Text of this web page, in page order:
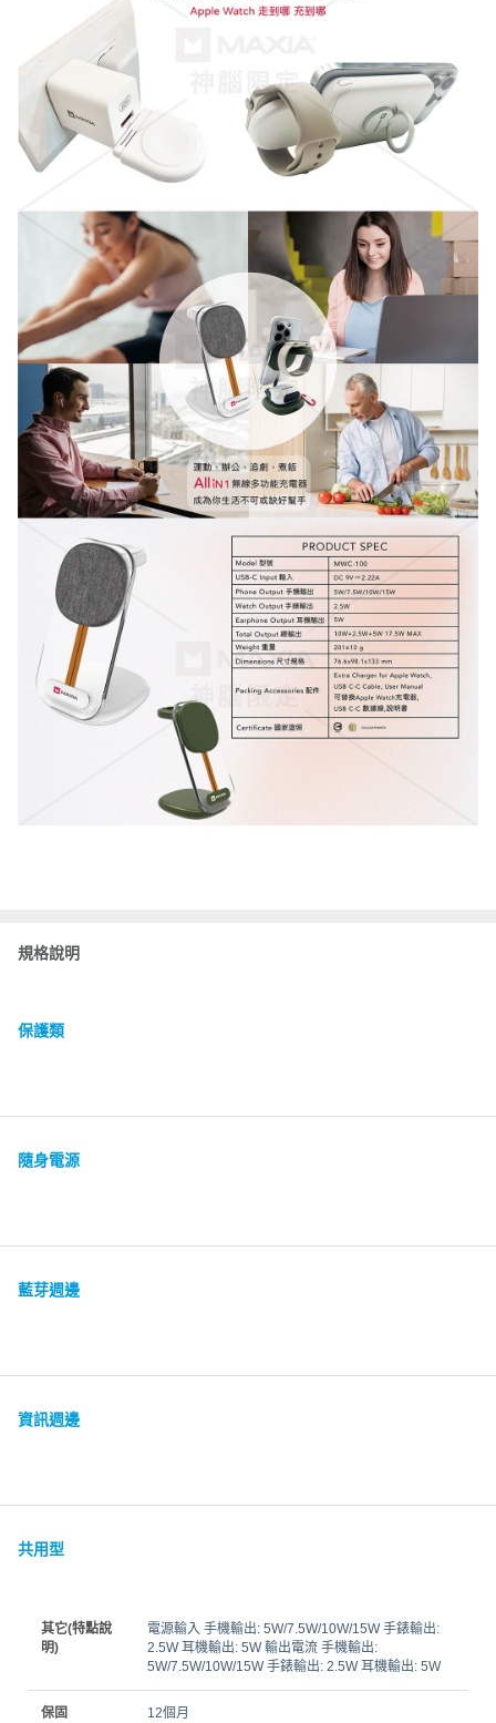
規格說明
保護類
隨身電源
藍芽週邊
資訊週邊
共用型
其它(特點說
明)
電源輸入 手機輸出: 5W/7.5W/10W/15W 手錶輸出:
2.5W 耳機輸出: 5W 輸出電流 手機輸出:
5W/7.5W/10W/15W 手錶輸出: 2.5W 耳機輸出: 5W
保固 12個月